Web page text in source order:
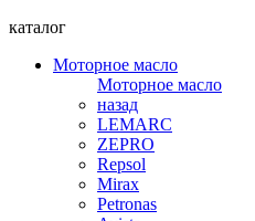
каталог
Моторное масло
Моторное масло
назад
LEMARC
ZEPRO
Repsol
Mirax
Petronas